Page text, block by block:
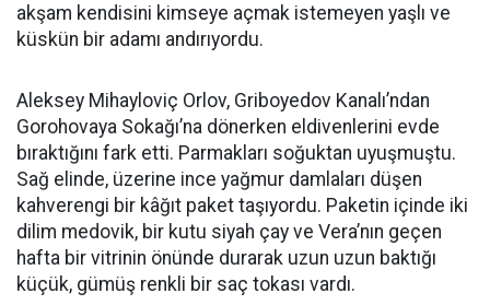
akşam kendisini kimseye açmak istemeyen yaşlı ve
küskün bir adamı andırıyordu.
Aleksey Mihayloviç Orlov, Griboyedov Kanalı’ndan
Gorohovaya Sokağı’na dönerken eldivenlerini evde
bıraktığını fark etti. Parmakları soğuktan uyuşmuştu.
Sağ elinde, üzerine ince yağmur damlaları düşen
kahverengi bir kâğıt paket taşıyordu. Paketin içinde iki
dilim medovik, bir kutu siyah çay ve Vera’nın geçen
hafta bir vitrinin önünde durarak uzun uzun baktığı
küçük, gümüş renkli bir saç tokası vardı.